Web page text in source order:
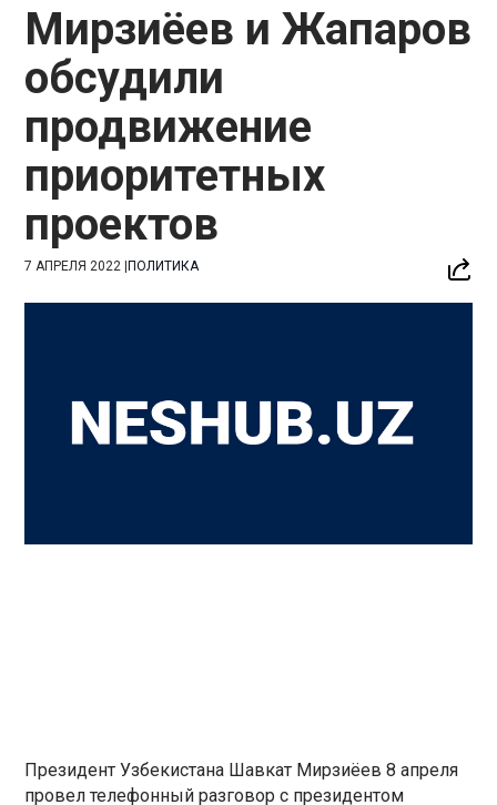
Мирзиёев и Жапаров
обсудили
продвижение
приоритетных
проектов
7 АПРЕЛЯ 2022 |ПОЛИТИКА
Президент Узбекистана Шавкат Мирзиёев 8 апреля
провел телефонный разговор с президентом